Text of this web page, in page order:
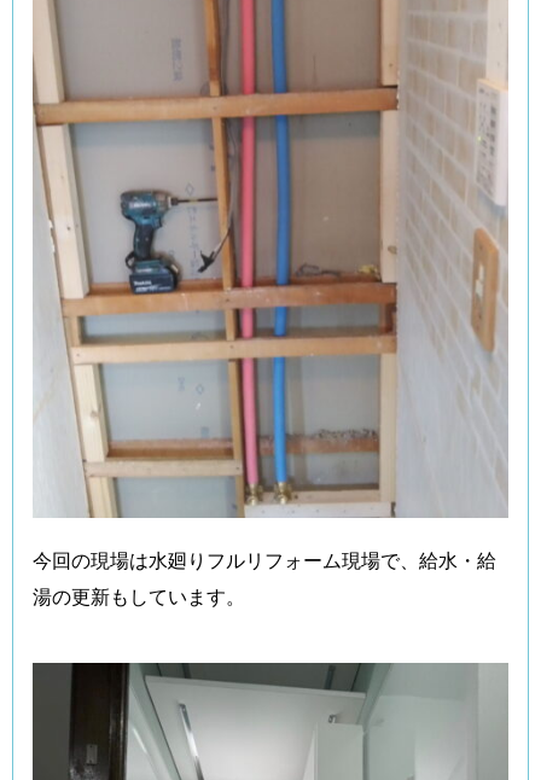
今回の現場は水廻りフルリフォーム現場で、給水・給
湯の更新もしています。